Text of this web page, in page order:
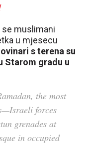
se muslimani
u mjesecu
s terena su
Starom gradu u
the most
forces
grenades at
in occupied